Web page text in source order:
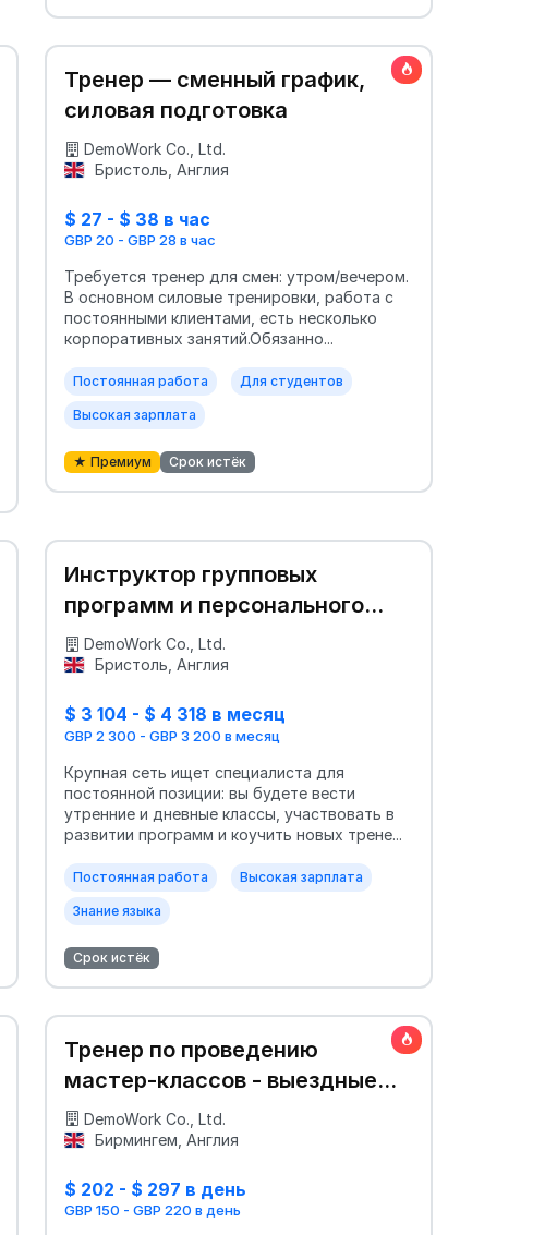
Тренер — сменный график,
силовая подготовка
DemoWork Co., Ltd.
Бристоль, Англия
$ 27 - $ 38 в час
GBP 20 - GBP 28 в час
Требуется тренер для смен: утром/вечером.
В основном силовые тренировки, работа с
постоянными клиентами, есть несколько
корпоративных занятий.Обязанно...
Постоянная работа Для студентов
Высокая зарплата
★ Премиум Срок истёк
Инструктор групповых
программ и персонального
тренинга
DemoWork Co., Ltd.
Бристоль, Англия
$ 3 104 - $ 4 318 в месяц
GBP 2 300 - GBP 3 200 в месяц
Крупная сеть ищет специалиста для
постоянной позиции: вы будете вести
утренние и дневные классы, участвовать в
развитии программ и коучить новых трене...
Постоянная работа Высокая зарплата
Знание языка
Срок истёк
Тренер по проведению
мастер-классов - выездные
мероприятия
DemoWork Co., Ltd.
Бирмингем, Англия
$ 202 - $ 297 в день
GBP 150 - GBP 220 в день